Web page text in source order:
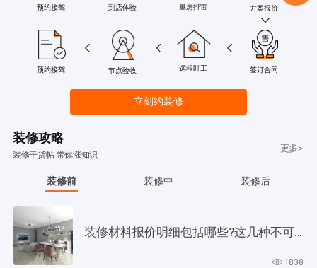
预约接驾 到店体验 量房排雷 方案报价
预约接驾 节点验收 远程盯工 签订合同
立刻约装修
装修攻略
装修干货帖 带你涨知识
更多>
装修前 装修中 装修后
装修材料报价明细包括哪些?这几种不可缺少!
1838